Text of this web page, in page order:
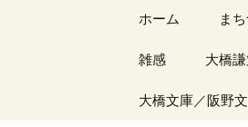
ホーム ま
雑感
アーカイブ（１）
大橋
アー
大橋文庫／阪野